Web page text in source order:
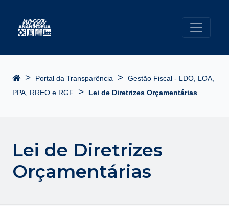
Página Inicial
> Portal da Transparência > Gestão Fiscal - LDO, LOA,
PPA, RREO e RGF
> Lei de Diretrizes Orçamentárias
Lei de Diretrizes
Orçamentárias